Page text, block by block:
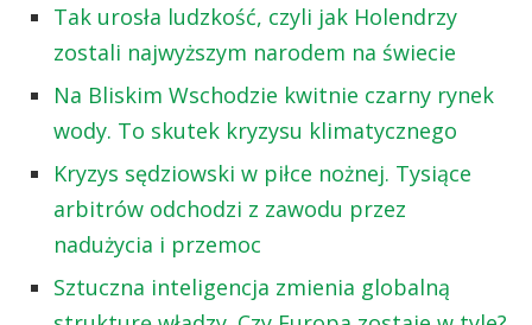
Tak urosła ludzkość, czyli jak Holendrzy
zostali najwyższym narodem na świecie
Na Bliskim Wschodzie kwitnie czarny rynek
wody. To skutek kryzysu klimatycznego
Kryzys sędziowski w piłce nożnej. Tysiące
arbitrów odchodzi z zawodu przez
nadużycia i przemoc
Sztuczna inteligencja zmienia globalną